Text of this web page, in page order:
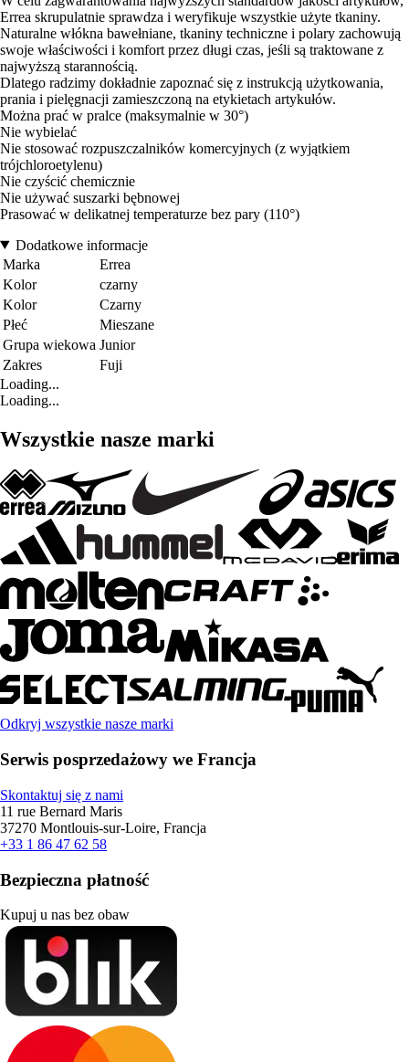
Errea skrupulatnie sprawdza i weryfikuje wszystkie użyte tkaniny.
Naturalne włókna bawełniane, tkaniny techniczne i polary zachowują
swoje właściwości i komfort przez długi czas, jeśli są traktowane z
najwyższą starannością.
Dlatego radzimy dokładnie zapoznać się z instrukcją użytkowania,
prania i pielęgnacji zamieszczoną na etykietach artykułów.
Można prać w pralce (maksymalnie w 30°)
Nie wybielać
Nie stosować rozpuszczalników komercyjnych (z wyjątkiem
trójchloroetylenu)
Nie czyścić chemicznie
Nie używać suszarki bębnowej
Prasować w delikatnej temperaturze bez pary (110°)
Dodatkowe informacje
Marka
Errea
Kolor
czarny
Kolor
Czarny
Płeć
Mieszane
Grupa wiekowa Junior
Zakres
Fuji
Loading...
Loading...
Wszystkie nasze marki
Odkryj wszystkie nasze marki
Serwis posprzedażowy we Francja
Skontaktuj się z nami
11 rue Bernard Maris
37270 Montlouis-sur-Loire, Francja
+33 1 86 47 62 58
Bezpieczna płatność
Kupuj u nas bez obaw